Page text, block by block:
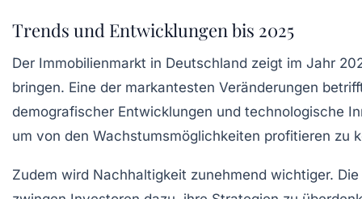
Trends und Entwicklungen bis 2025
Der Immobilienmarkt in Deutschland zeigt im Jahr
bringen. Eine der markantesten Veränderungen
demografischer Entwicklungen und technologische
um von den Wachstumsmöglichkeiten profitieren zu
Zudem wird Nachhaltigkeit zunehmend wichtiger. Die